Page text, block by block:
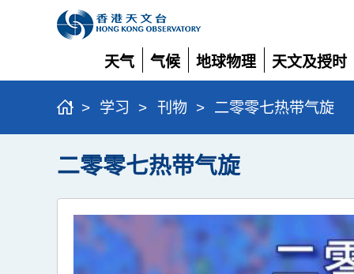
天气
展
开
气候
展
开
地球物理
展
开
天文及授时
展
开
> 学习 > 刊物 > 二零零七热带气旋
二零零七热带气旋